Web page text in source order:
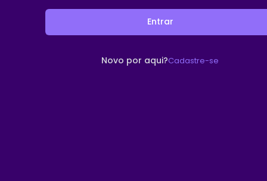
Entrar
Novo por aqui?Cadastre-se